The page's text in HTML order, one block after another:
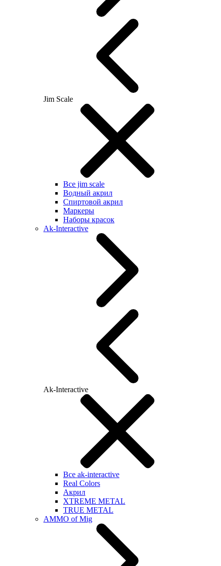
Jim Scale
Все jim scale
Водный акрил
Спиртовой акрил
Маркеры
Наборы красок
Ak-Interactive
Ak-Interactive
Все ak-interactive
Real Colors
Акрил
XTREME METAL
TRUE METAL
AMMO of Mig